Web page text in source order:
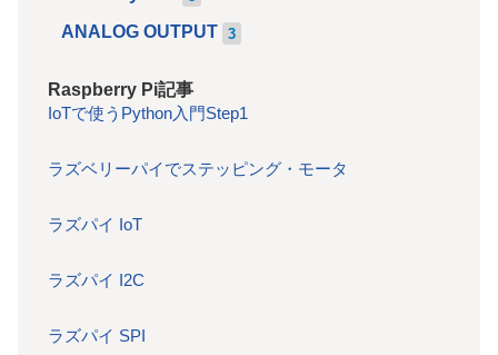
ANALOG OUTPUT 3
Raspberry Pi記事
IoTで使うPython入門Step1
ラズベリーパイでステッピング・モータ
ラズパイ IoT
ラズパイ I2C
ラズパイ SPI